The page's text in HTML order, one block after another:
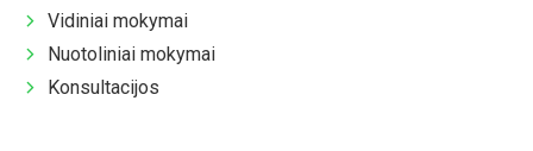
Vidiniai mokymai
Nuotoliniai mokymai
Konsultacijos